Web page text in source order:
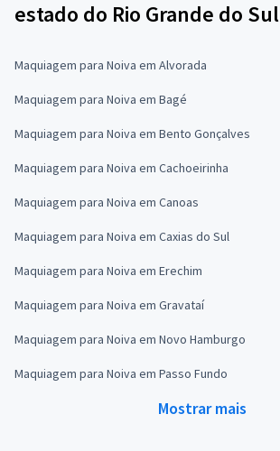
estado do Rio Grande do Sul
Maquiagem para Noiva em Alvorada
Maquiagem para Noiva em Bagé
Maquiagem para Noiva em Bento Gonçalves
Maquiagem para Noiva em Cachoeirinha
Maquiagem para Noiva em Canoas
Maquiagem para Noiva em Caxias do Sul
Maquiagem para Noiva em Erechim
Maquiagem para Noiva em Gravataí
Maquiagem para Noiva em Novo Hamburgo
Maquiagem para Noiva em Passo Fundo
Mostrar mais